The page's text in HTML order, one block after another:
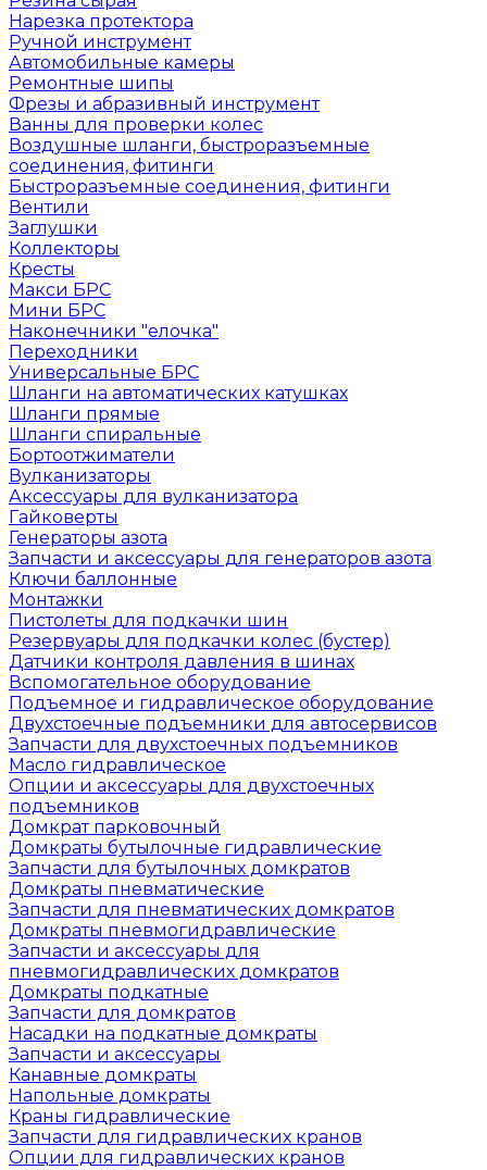
Нарезка протектора
Ручной инструмент
Автомобильные камеры
Ремонтные шипы
Фрезы и абразивный инструмент
Ванны для проверки колес
Воздушные шланги, быстроразъемные
соединения, фитинги
Быстроразъемные соединения, фитинги
Вентили
Заглушки
Коллекторы
Кресты
Макси БРС
Мини БРС
Наконечники "елочка"
Переходники
Универсальные БРС
Шланги на автоматических катушках
Шланги прямые
Шланги спиральные
Бортоотжиматели
Вулканизаторы
Аксессуары для вулканизатора
Гайковерты
Генераторы азота
Запчасти и аксессуары для генераторов азота
Ключи баллонные
Монтажки
Пистолеты для подкачки шин
Резервуары для подкачки колес (бустер)
Датчики контроля давления в шинах
Вспомогательное оборудование
Подъемное и гидравлическое оборудование
Двухстоечные подъемники для автосервисов
Запчасти для двухстоечных подъемников
Масло гидравлическое
Опции и аксессуары для двухстоечных
подъемников
Домкрат парковочный
Домкраты бутылочные гидравлические
Запчасти для бутылочных домкратов
Домкраты пневматические
Запчасти для пневматических домкратов
Домкраты пневмогидравлические
Запчасти и аксессуары для
пневмогидравлических домкратов
Домкраты подкатные
Запчасти для домкратов
Насадки на подкатные домкраты
Запчасти и аксессуары
Канавные домкраты
Напольные домкраты
Краны гидравлические
Запчасти для гидравлических кранов
Опции для гидравлических кранов